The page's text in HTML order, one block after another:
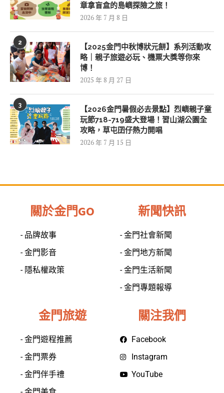
章拿盲盒的島嶼探險之旅！
2026 年 7 月 8 日
2
【2025金門中秋博狀元餅】系列活動攻
略｜親子旅遊必玩、機票大獎等你來
博！
2025 年 8 月 27 日
3
【2026金門暑假必去景點】烈嶼親子童
玩節718-719盛大登場！習山湖公園全
攻略，草屯囝仔熱力開唱
2026 年 7 月 15 日
關於金門GO
- 品牌故事
- 金門影音
- 隱私權政策
新聞快訊
- 金門社會新聞
- 金門地方新聞
- 金門生活新聞
- 金門專題報導
金門旅遊
- 金門遊程推薦
- 金門票券
- 金門伴手禮
關注我們
Facebook
Instagram
YouTube